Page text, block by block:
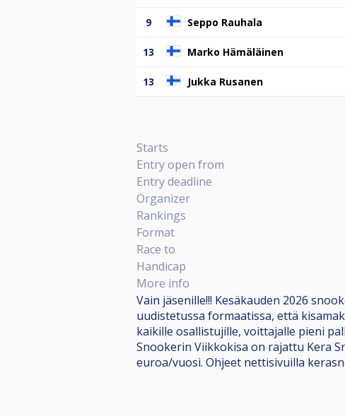
9 Seppo Rauhala
13 Marko Hämäläinen
13 Jukka Rusanen
Starts
Entry open from
Entry deadline
Organizer
Rankings
Format
Race to
Handicap
More info
Vain jäsenille!!! Kesäkauden 2026
uudistetussa formaatissa, että
kaikille osallistujille, voittajalle pieni
Snookerin Viikkokisa on rajattu Kera
euroa/vuosi. Ohjeet nettisivuilla